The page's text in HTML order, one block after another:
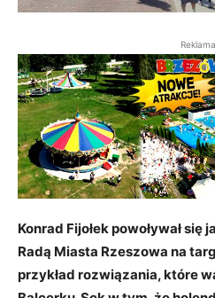
Reklama
Konrad Fijołek powoływał się
Radą Miasta Rzeszowa na
przykład rozwiązania, które